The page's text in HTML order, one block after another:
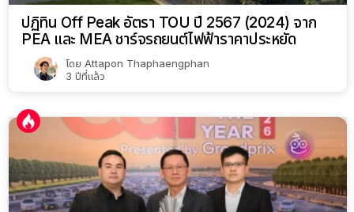
ปฏิทิน Off Peak อัตรา TOU ปี 2567 (2024) จาก
PEA และ MEA ชาร์จรถยนต์ไฟฟ้าราคาประหยัด
โดย Attapon Thaphaengphan
3 ปีที่แล้ว